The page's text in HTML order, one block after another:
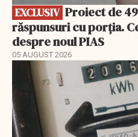
EXCLUSIV
răspunsuri cu porția.
despre noul PIAS
05 AUGUST 2026